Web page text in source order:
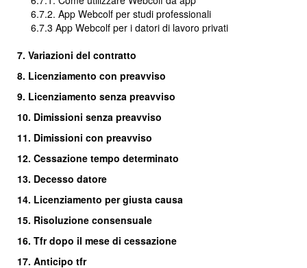
6.7.2. App Webcolf per studi professionali
6.7.3 App Webcolf per i datori di lavoro privati
7. Variazioni del contratto
8. Licenziamento con preavviso
9. Licenziamento senza preavviso
10. Dimissioni senza preavviso
11. Dimissioni con preavviso
12. Cessazione tempo determinato
13. Decesso datore
14. Licenziamento per giusta causa
15. Risoluzione consensuale
16. Tfr dopo il mese di cessazione
17. Anticipo tfr